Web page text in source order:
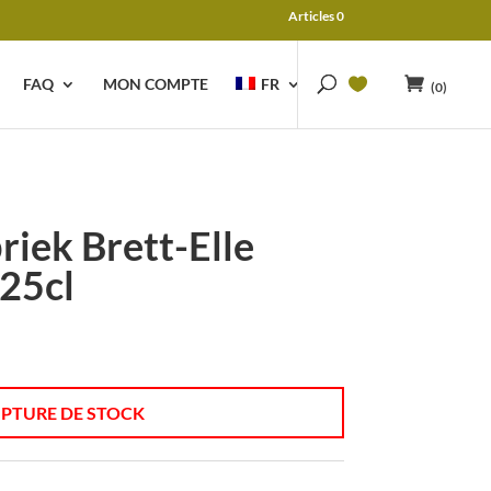
Articles 0
FAQ MON COMPTE FR (0)
Brett-Elle
DE STOCK